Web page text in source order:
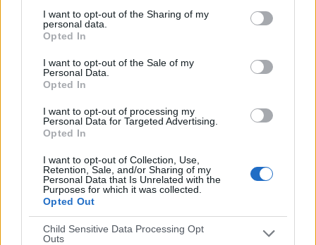
I want to opt-out of the Sharing of my
personal data.
Opted In
I want to opt-out of the Sale of my
Personal Data.
Opted In
I want to opt-out of processing my
Personal Data for Targeted Advertising.
Opted In
I want to opt-out of Collection, Use,
Retention, Sale, and/or Sharing of my
Personal Data that Is Unrelated with the
Purposes for which it was collected.
Opted Out
Child Sensitive Data Processing Opt
Outs
22/10/2025 Liga MX por Layvtime YouTube
Marca Claro
Fanatiz
MLS Season Pass
8 (18,18%)
Apple TV
Ver ranking completo
12
CANALES TV
DÍAS
290
SIN PARTIDO
PARTIDOS
0
CONSECUTIVOS